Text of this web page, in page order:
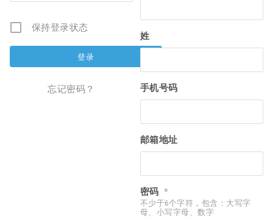
保持登录状态
忘记密码？
姓
手机号码
邮箱地址
密码 *
不少于6个字符，包含：大写字
母、小写字母、数字